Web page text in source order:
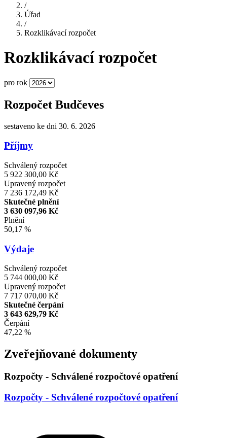
/
Úřad
/
Rozklikávací rozpočet
Rozklikávací rozpočet
pro rok
Rozpočet Budčeves
sestaveno ke dni 30. 6. 2026
Příjmy
Schválený rozpočet
5 922 300,00 Kč
Upravený rozpočet
7 236 172,49 Kč
Skutečné plnění
3 630 097,96 Kč
Plnění
50,17 %
Výdaje
Schválený rozpočet
5 744 000,00 Kč
Upravený rozpočet
7 717 070,00 Kč
Skutečné čerpání
3 643 629,79 Kč
Čerpání
47,22 %
Zveřejňované dokumenty
Rozpočty - Schválené rozpočtové opatření
Rozpočty - Schválené rozpočtové opatření